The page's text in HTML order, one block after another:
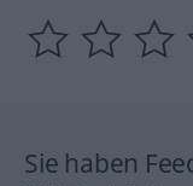
Sie haben